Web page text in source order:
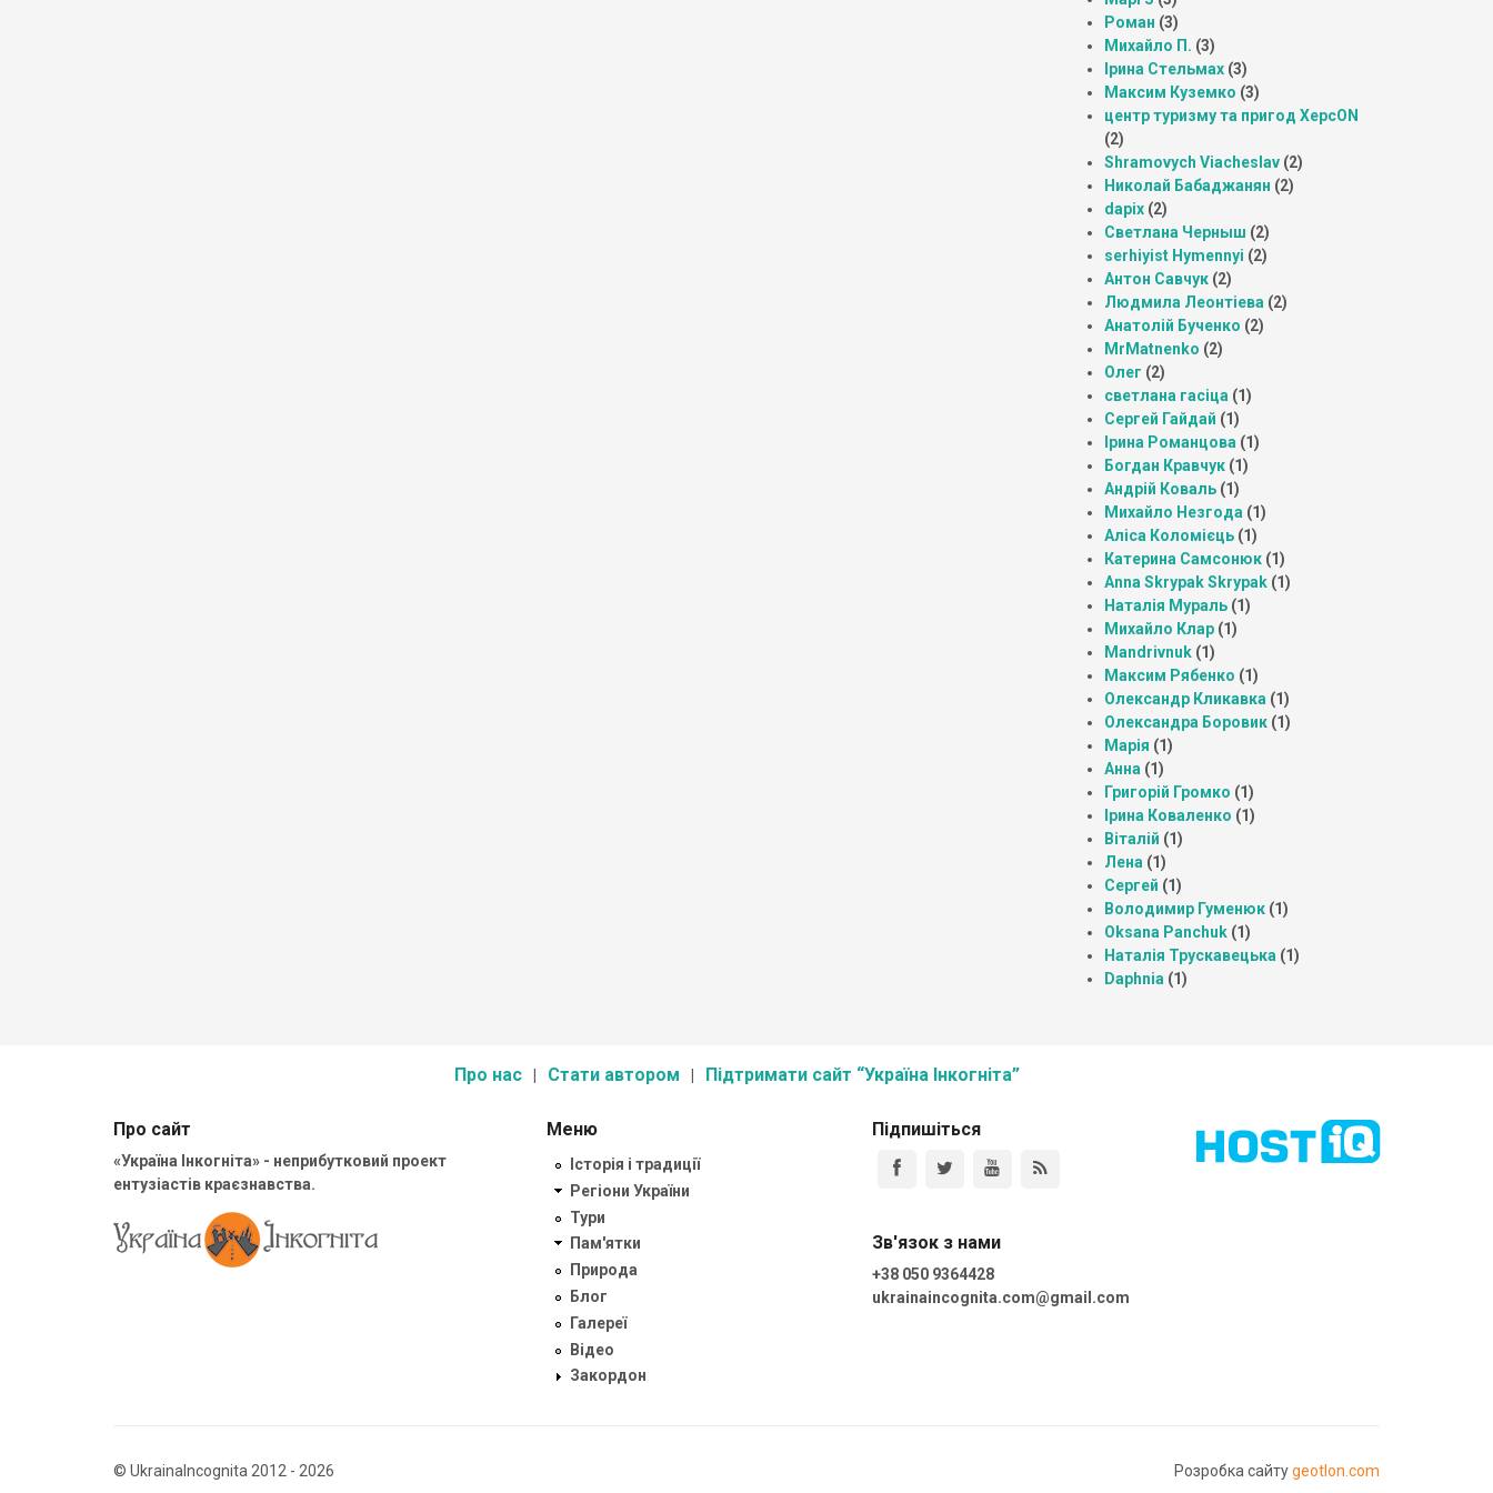
Роман (3)
Михайло П. (3)
Ірина Стельмах(3)
Максим Куземко (3)
центр туризму та пригод ХерсON
(2)
Shramovych Viacheslav(2)
Николай Бабаджанян (2)
dapix(2)
Светлана Черныш (2)
serhiyist Hymennyi (2)
Антон Савчук(2)
Людмила Леонтіева (2)
Анатолій Бученко (2)
MrMatnenko (2)
Олег (2)
светлана гасіца (1)
Сергей Гайдай (1)
Ірина Романцова (1)
Богдан Кравчук(1)
Андрій Коваль(1)
Михайло Незгода (1)
Аліса Коломієць(1)
Катерина Самсонюк(1)
Anna Skrypak Skrypak(1)
Наталія Мураль(1)
Михайло Клар(1)
Mandrivnuk(1)
Максим Рябенко (1)
Олександр Кликавка (1)
Олександра Боровик(1)
Марія (1)
Анна (1)
Григорій Громко (1)
Ірина Коваленко (1)
Віталій (1)
Лена (1)
Сергей (1)
Володимир Гуменюк(1)
Oksana Panchuk(1)
Наталія Трускавецька (1)
Daphnia (1)
Про нас Стати автором Підтримати сайт “Україна Інкогніта”
Про сайт
«Україна Інкогніта» - неприбутковий проект
ентузіастів краєзнавства.
Меню
Історія і традиції
Регіони України
Тури
Пам'ятки
Природа
Блог
Галереї
Відео
Закордон
Підпишіться
Зв'язок з нами
+38 050 9364428
ukrainaincognita.com@gmail.com
© UkrainaIncognita 2012 - 2026 Розробка сайтуgeotlon.com